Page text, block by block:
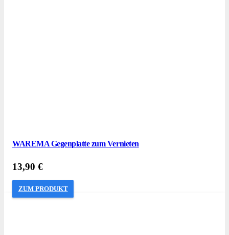
WAREMA Gegenplatte zum Vernieten
13,90 €
ZUM PRODUKT